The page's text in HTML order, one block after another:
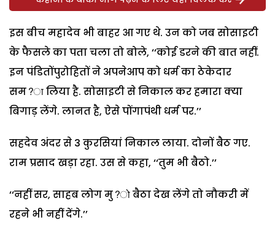
इस बीच महादेव भी बाहर आ गए थे. उन को जब सोसाइटी
के फैसले का पता चला तो बोले, ‘‘कोई डरने की बात नहीं.
इन पंडितोंपुरोहितों ने अपनेआप को धर्म का ठेकेदार
सम?ा लिया है. सोसाइटी से निकाल कर हमारा क्या
बिगाड़ लेंगे. लानत है, ऐसे पोंगापंथी धर्म पर.’’
सहदेव अंदर से 3 कुरसियां निकाल लाया. दोनों बैठ गए.
राम प्रसाद खड़ा रहा. उस से कहा, ‘‘तुम भी बैठो.’’
‘‘नहीं सर, साहब लोग मु?ो बैठा देख लेंगे तो नौकरी में
रहने भी नहीं देंगे.’’